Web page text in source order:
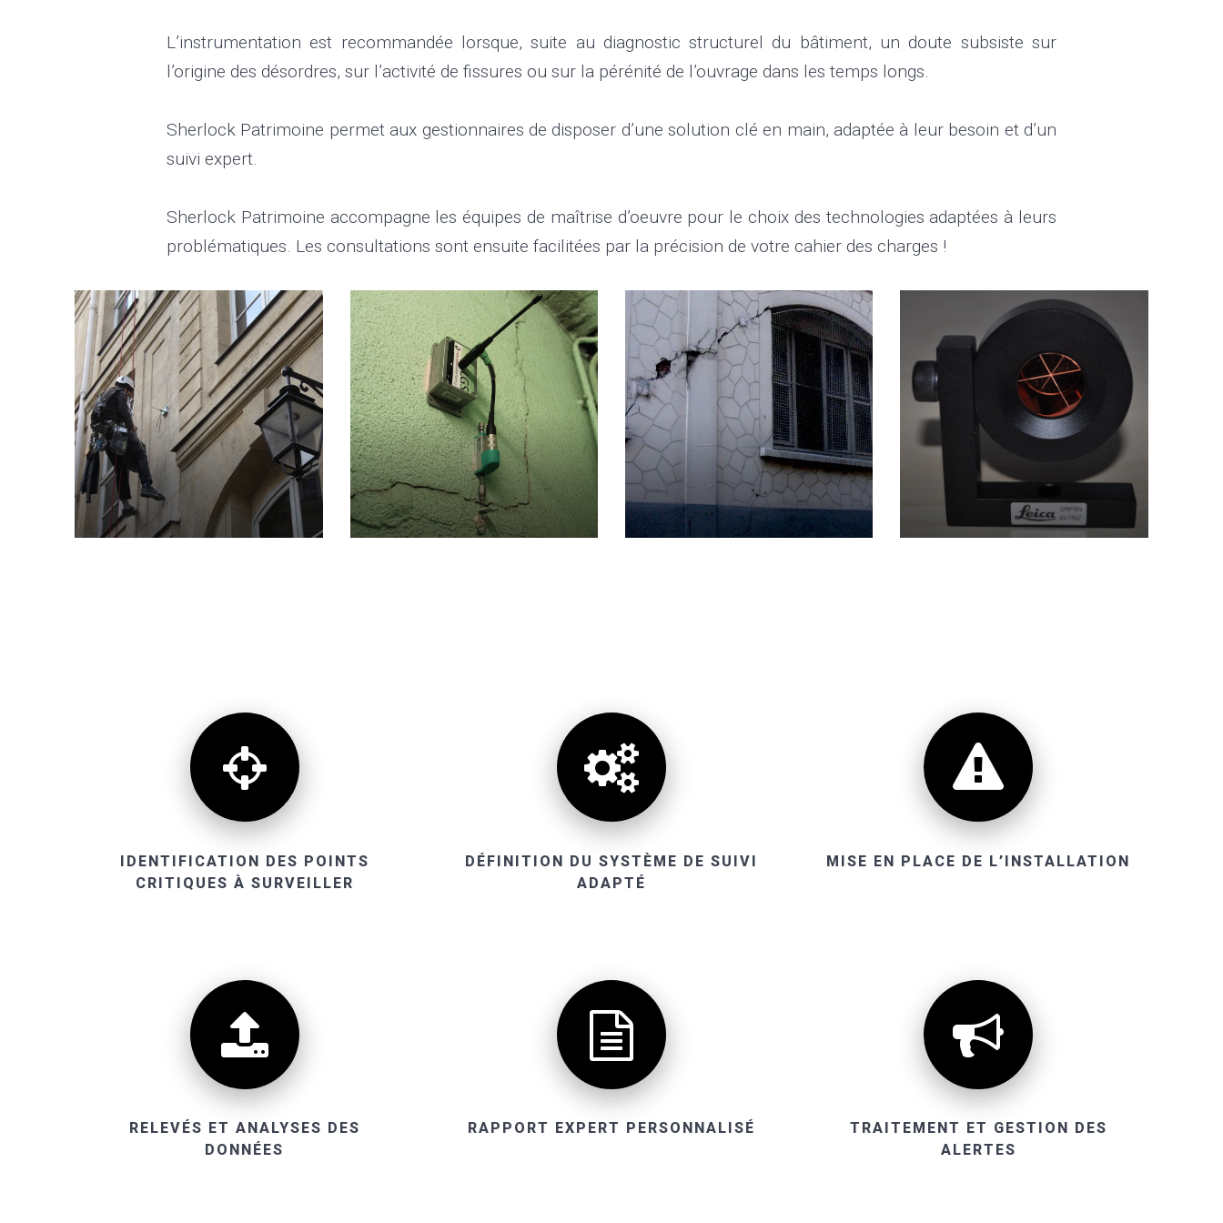
L’instrumentation est recommandée lorsque, suite au diagnostic structurel du bâtiment, un doute subsiste sur
l’origine des désordres, sur l’activité de fissures ou sur la pérénité de l’ouvrage dans les temps longs.
Sherlock Patrimoine permet aux gestionnaires de disposer d’une solution clé en main, adaptée à leur besoin et d’un
suivi expert.
Sherlock Patrimoine accompagne les équipes de maîtrise d’oeuvre pour le choix des technologies adaptées à leurs
problématiques. Les consultations sont ensuite facilitées par la précision de votre cahier des charges !
IDENTIFICATION DES POINTS
CRITIQUES À SURVEILLER
DÉFINITION DU SYSTÈME DE SUIVI
ADAPTÉ
MISE EN PLACE DE L’INSTALLATION
RELEVÉS ET ANALYSES DES
DONNÉES
RAPPORT EXPERT PERSONNALISÉ
TRAITEMENT ET GESTION DES
ALERTES